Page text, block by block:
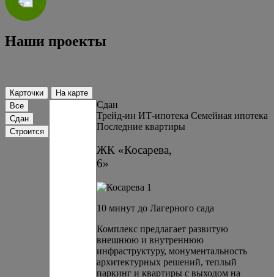
Наши проекты
Карточки
На карте
Все
Сдан
Строится
Сдан
Трейд-ин ИТ-ипотека Семейная ипотека
Последние квартиры
ЖК «Косарева,
6»
10 минут до Лагерного сада
Комплекс предлагает развитую
внешнюю и внутреннюю
инфраструктуру, монументальность
архитектурных решений, теплый
паркинг и квартиры с выходом на